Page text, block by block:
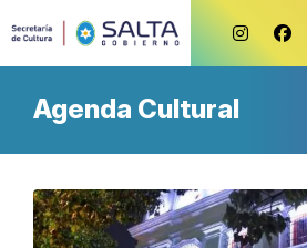
Agenda Cultural